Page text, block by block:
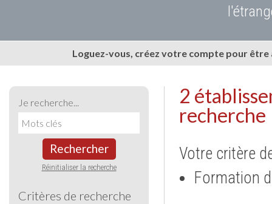
Loguez-vous, créez votre compte pour
Je recherche...
Rechercher
Réinitialiser la recherche
Critères de recherche
2
recherche
Votre critère
Formation